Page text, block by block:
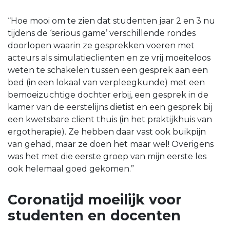
“Hoe mooi om te zien dat studenten jaar 2 en 3 nu
tijdens de ‘serious game’ verschillende rondes
doorlopen waarin ze gesprekken voeren met
acteurs als simulatieclienten en ze vrij moeiteloos
weten te schakelen tussen een gesprek aan een
bed (in een lokaal van verpleegkunde) met een
bemoeizuchtige dochter erbij, een gesprek in de
kamer van de eerstelijns diëtist en een gesprek bij
een kwetsbare client thuis (in het praktijkhuis van
ergotherapie). Ze hebben daar vast ook buikpijn
van gehad, maar ze doen het maar wel! Overigens
was het met die eerste groep van mijn eerste les
ook helemaal goed gekomen.”
Coronatijd moeilijk voor
studenten en docenten